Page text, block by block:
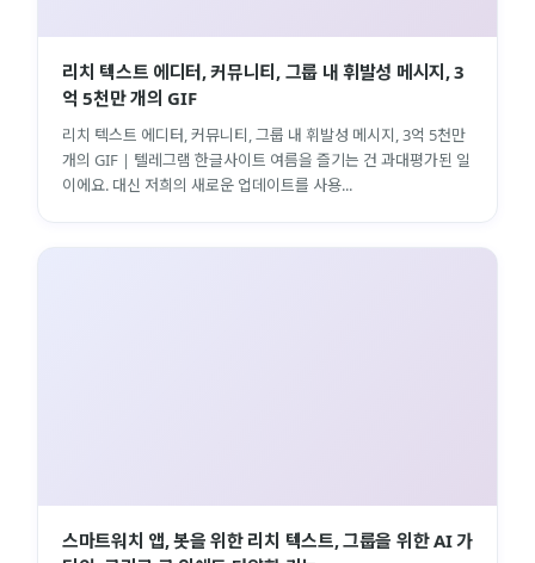
리치 텍스트 에디터, 커뮤니티, 그룹 내 휘발성 메시지, 3
억 5천만 개의 GIF
리치 텍스트 에디터, 커뮤니티, 그룹 내 휘발성 메시지, 3억 5천만
개의 GIF | 텔레그램 한글사이트 여름을 즐기는 건 과대평가된 일
이에요. 대신 저희의 새로운 업데이트를 사용...
스마트워치 앱, 봇을 위한 리치 텍스트, 그룹을 위한 AI 가